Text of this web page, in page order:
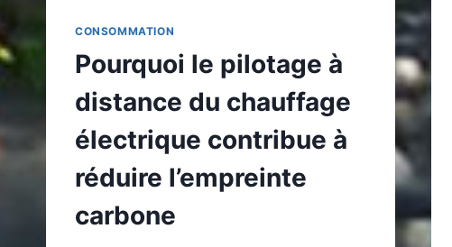
CONSOMMATION
Pourquoi le pilotage à
distance du chauffage
électrique contribue à
réduire l’empreinte
carbone